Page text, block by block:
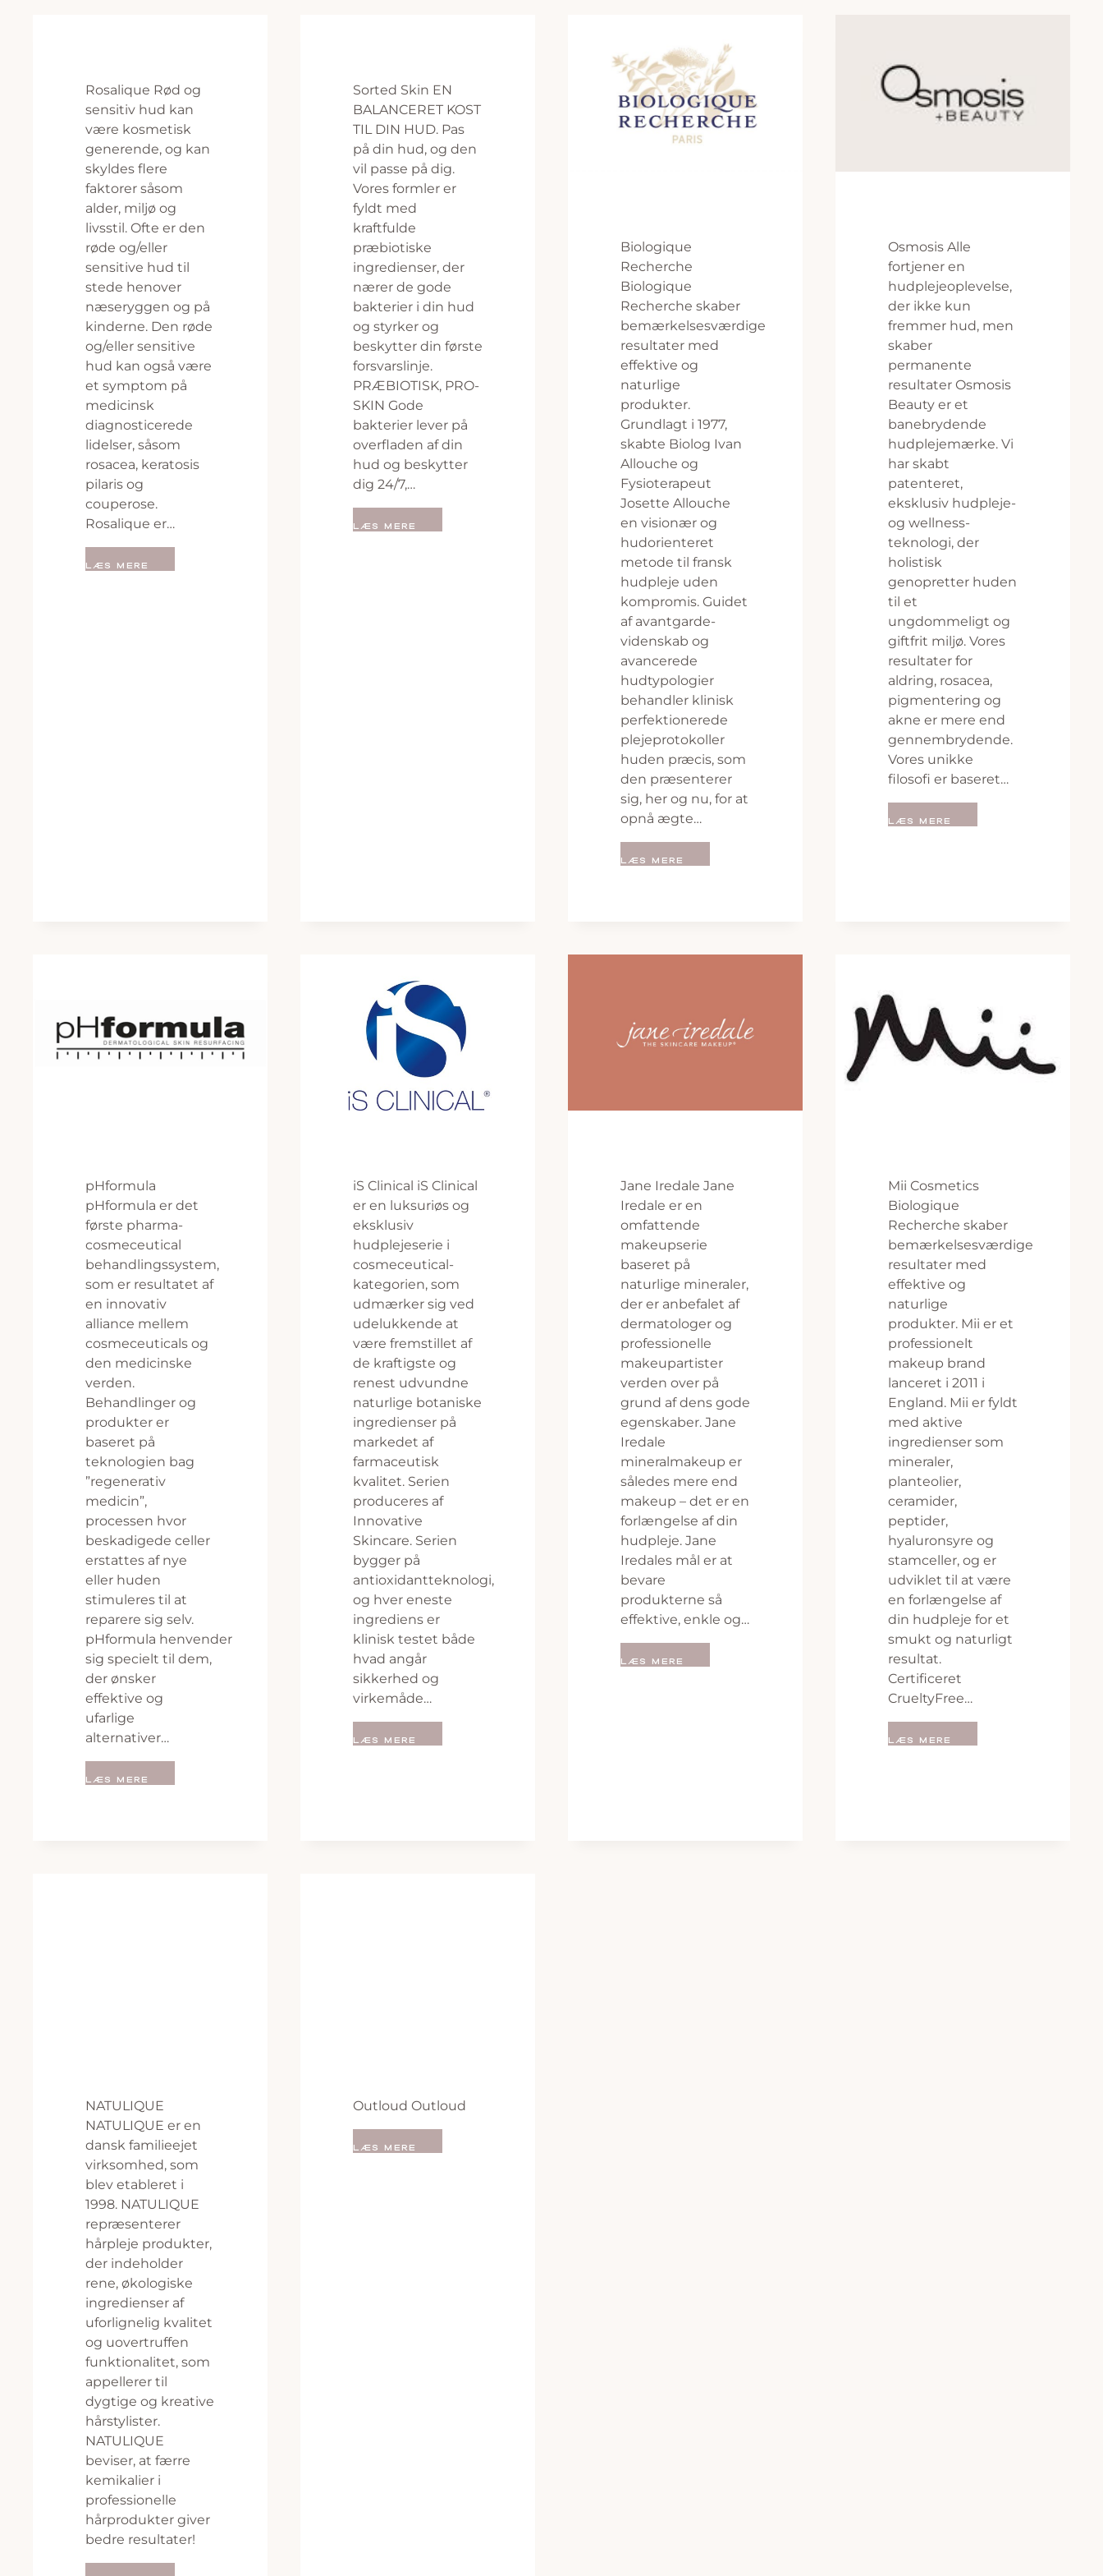
Rosalique Rød og
sensitiv hud kan
være kosmetisk
generende, og kan
skyldes flere
faktorer såsom
alder, miljø og
livsstil. Ofte er den
røde og/eller
sensitive hud til
stede henover
næseryggen og på
kinderne. Den røde
og/eller sensitive
hud kan også være
et symptom på
medicinsk
diagnosticerede
lidelser, såsom
rosacea, keratosis
pilaris og
couperose.
Rosalique er…
LÆS MERE
Sorted Skin EN
BALANCERET KOST
TIL DIN HUD. Pas
på din hud, og den
vil passe på dig.
Vores formler er
fyldt med
kraftfulde
præbiotiske
ingredienser, der
nærer de gode
bakterier i din hud
og styrker og
beskytter din første
forsvarslinje.
PRÆBIOTISK, PRO-
SKIN Gode
bakterier lever på
overfladen af ​​din
hud og beskytter
dig 24/7,…
LÆS MERE
Biologique
Recherche
Biologique
Recherche skaber
bemærkelsesværdige
resultater med
effektive og
naturlige
produkter.
Grundlagt i 1977,
skabte Biolog Ivan
Allouche og
Fysioterapeut
Josette Allouche
en visionær og
hudorienteret
metode til fransk
hudpleje uden
kompromis. Guidet
af avantgarde-
videnskab og
avancerede
hudtypologier
behandler klinisk
perfektionerede
plejeprotokoller
huden præcis, som
den præsenterer
sig, her og nu, for at
opnå ægte…
LÆS MERE
Osmosis Alle
fortjener en
hudplejeoplevelse,
der ikke kun
fremmer hud, men
skaber
permanente
resultater Osmosis
Beauty er et
banebrydende
hudplejemærke. Vi
har skabt
patenteret,
eksklusiv hudpleje-
og wellness-
teknologi, der
holistisk
genopretter huden
til et
ungdommeligt og
giftfrit miljø. Vores
resultater for
aldring, rosacea,
pigmentering og
akne er mere end
gennembrydende.
Vores unikke
filosofi er baseret…
LÆS MERE
pHformula
pHformula er det
første pharma-
cosmeceutical
behandlingssystem,
som er resultatet af
en innovativ
alliance mellem
cosmeceuticals og
den medicinske
verden.
Behandlinger og
produkter er
baseret på
teknologien bag
”regenerativ
medicin”,
processen hvor
beskadigede celler
erstattes af nye
eller huden
stimuleres til at
reparere sig selv.
pHformula henvender
sig specielt til dem,
der ønsker
effektive og
ufarlige
alternativer…
LÆS MERE
iS Clinical iS Clinical
er en luksuriøs og
eksklusiv
hudplejeserie i
cosmeceutical-
kategorien, som
udmærker sig ved
udelukkende at
være fremstillet af
de kraftigste og
renest udvundne
naturlige botaniske
ingredienser på
markedet af
farmaceutisk
kvalitet. Serien
produceres af
Innovative
Skincare. Serien
bygger på
antioxidantteknologi,
og hver eneste
ingrediens er
klinisk testet både
hvad angår
sikkerhed og
virkemåde…
LÆS MERE
Jane Iredale Jane
Iredale er en
omfattende
makeupserie
baseret på
naturlige mineraler,
der er anbefalet af
dermatologer og
professionelle
makeupartister
verden over på
grund af dens gode
egenskaber. Jane
Iredale
mineralmakeup er
således mere end
makeup – det er en
forlængelse af din
hudpleje. Jane
Iredales mål er at
bevare
produkterne så
effektive, enkle og…
LÆS MERE
Mii Cosmetics
Biologique
Recherche skaber
bemærkelsesværdige
resultater med
effektive og
naturlige
produkter. Mii er et
professionelt
makeup brand
lanceret i 2011 i
England. Mii er fyldt
med aktive
ingredienser som
mineraler,
planteolier,
ceramider,
peptider,
hyaluronsyre og
stamceller, og er
udviklet til at være
en forlængelse af
din hudpleje for et
smukt og naturligt
resultat.
Certificeret
CrueltyFree…
LÆS MERE
NATULIQUE
NATULIQUE er en
dansk familieejet
virksomhed, som
blev etableret i
1998. NATULIQUE
repræsenterer
hårpleje produkter,
der indeholder
rene, økologiske
ingredienser af
uforlignelig kvalitet
og uovertruffen
funktionalitet, som
appellerer til
dygtige og kreative
hårstylister.
NATULIQUE
beviser, at færre
kemikalier i
professionelle
hårprodukter giver
bedre resultater!
Outloud Outloud
LÆS MERE